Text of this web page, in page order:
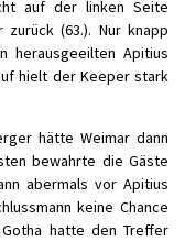
auf der linken Seite
(63.). Nur knapp
herausgeeilten Apitius
hielt der Keeper stark
hätte Weimar dann
bewahrte die Gäste
abermals vor Apitius
keine Chance
hatte den Treffer